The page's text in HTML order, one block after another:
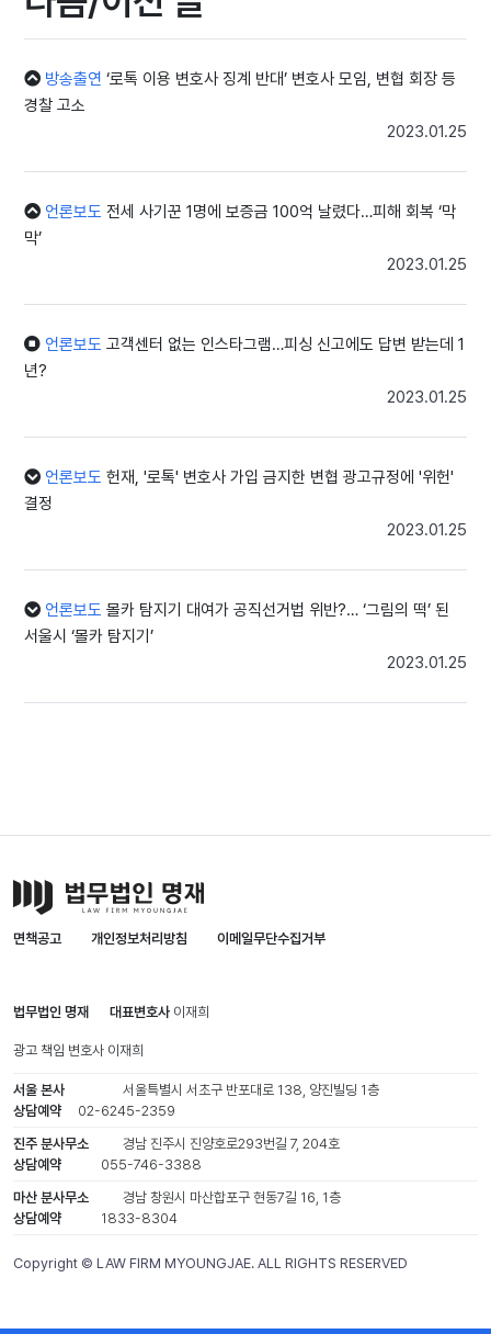
신고할 방법이 없다는 점을 문제 삼았다. 통화할 수 있는 고객센터가
전문가는 이와 관련해 해외 소셜네트워크서비스(SNS)의 경우 시스템
상 이용자가 이 같은 사건에 대처하기가 매우 어렵다는 의견이다. 전
현금수거책 모집 광고다"라며 "피해자가 공용PC에서 구글 크롬을 통
해 로그인 한 후 로그아웃을 하지 않고 나와 타인이 해당 아이디와 비
계정 차단, 본인이 올리지 않은 게시물 삭제, 비밀번호 변경 등이다"라
며 "범죄 피해가 심각할 경우 국내에서 영장을 받아 번역 후 미국 인스
보통 1년이 걸린다"라며 "얻을 수 있는 정보 또한 그 당시 접속했던 IP
더라도 이미 늦었다는 것.
방송출연 ‘로톡 이용 변호사 징계 반대’ 변호사 모임, 변협 회장 등
경찰 고소
2023.01.25
언론보도 전세 사기꾼 1명에 보증금 100억 날렸다…피해 회복 ‘막
막’
2023.01.25
언론보도 고객센터 없는 인스타그램…피싱 신고에도 답변 받는데 1
년?
2023.01.25
언론보도 헌재, '로톡' 변호사 가입 금지한 변협 광고규정에 '위헌'
결정
2023.01.25
언론보도 몰카 탐지기 대여가 공직선거법 위반?… ‘그림의 떡’ 된
서울시 ‘몰카 탐지기’
2023.01.25
면책공고 개인정보처리방침 이메일무단수집거부
법무법인 명재 대표변호사 이재희
광고 책임 변호사 이재희
서울 본사
서울특별시 서초구 반포대로 138, 양진빌딩 1층
상담예약
02-6245-2359
진주 분사무소
경남 진주시 진양호로293번길 7, 204호
상담예약
055-746-3388
마산 분사무소
경남 창원시 마산합포구 현동7길 16, 1층
상담예약
1833-8304
Copyright © LAW FIRM MYOUNGJAE. ALL RIGHTS RESERVED